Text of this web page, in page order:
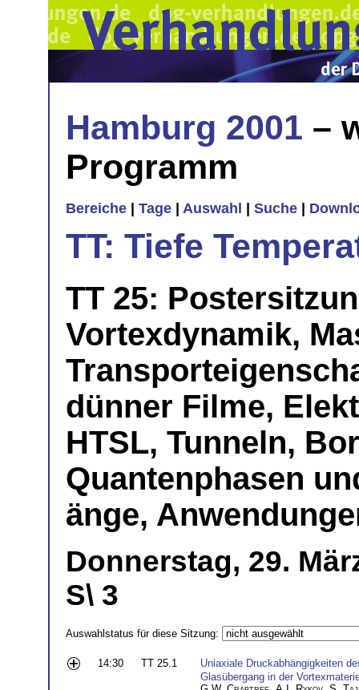
Hamburg 2001 –
Programm
Bereiche Tage Auswahl Suche
TT: Tiefe
TT 25:
Vortexdynamik,
dünner Filme,
HTSL, Tunneln,
Quantenphasen
änge,
Donnerstag, 29.
S\ 3
Auswahlstatus für diese Sitzung:
14:30 TT 25.1
Uniaxiale Druckabhängigkeiten
Glasübergang in der